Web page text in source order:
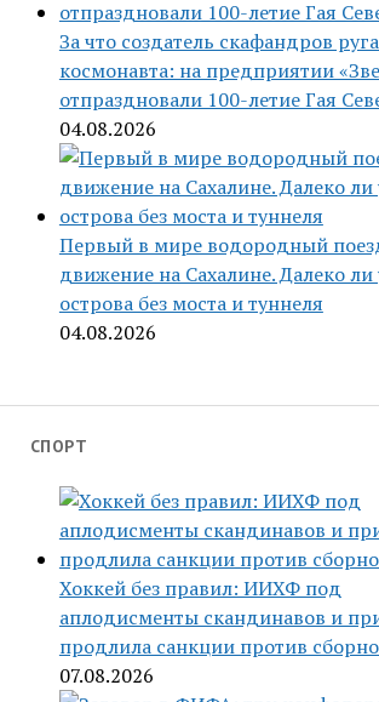
За что создатель скафандров
космонавта: на предприятии
отпраздновали 100-летие Гая
04.08.2026
Первый в мире водородный
движение на Сахалине. Далеко ли
острова без моста и туннеля
04.08.2026
СПОРТ
Хоккей без правил: ИИХФ под
аплодисменты скандинавов и
продлила санкции против
07.08.2026